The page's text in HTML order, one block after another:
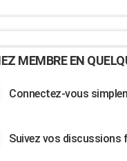
MEMBRE EN
Connectez-vous
Suivez vos discussions